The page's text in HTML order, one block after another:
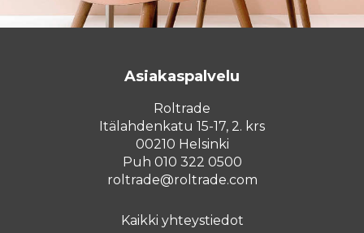
Asiakaspalvelu
Roltrade
Itälahdenkatu 15-17, 2. krs
00210 Helsinki
Puh 010 322 0500
roltrade@roltrade.com
Kaikki yhteystiedot